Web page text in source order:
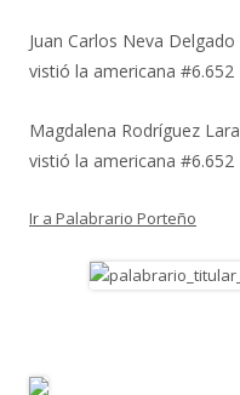
Juan Carlos Neva Delgado
vistió la americana #6.652
Magdalena Rodríguez Lara
vistió la americana #6.652
Ir a Palabrario Porteño